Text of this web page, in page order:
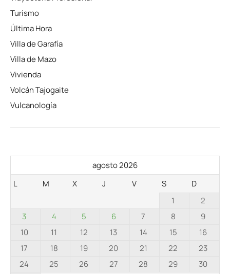
Turismo
Última Hora
Villa de Garafía
Villa de Mazo
Vivienda
Volcán Tajogaite
Vulcanología
agosto 2026
L
M X J V S
D
1
2
3
4 5 6 7 8
9
10
11 12 13 14 15
16
17
18 19 20 21 22
23
24
25 26 27 28 29
30